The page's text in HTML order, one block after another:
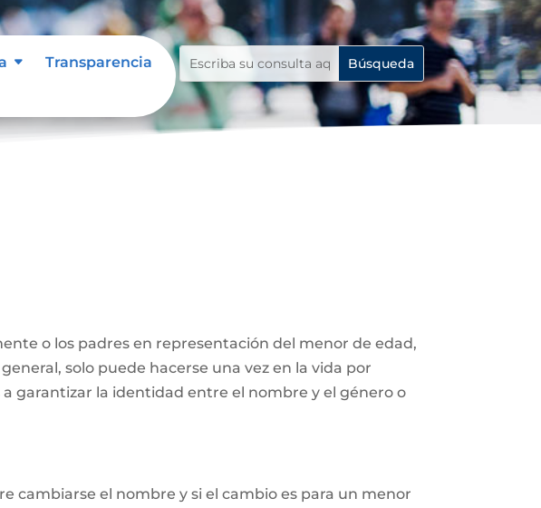
Transparencia
o los padres en representación del menor de edad,
solo puede hacerse una vez en la vida por
garantizar la identidad entre el nombre y el género o
cambiarse el nombre y si el cambio es para un menor